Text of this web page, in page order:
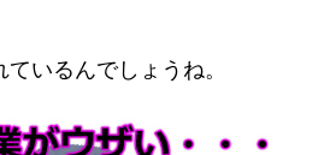
いるんでしょうね。